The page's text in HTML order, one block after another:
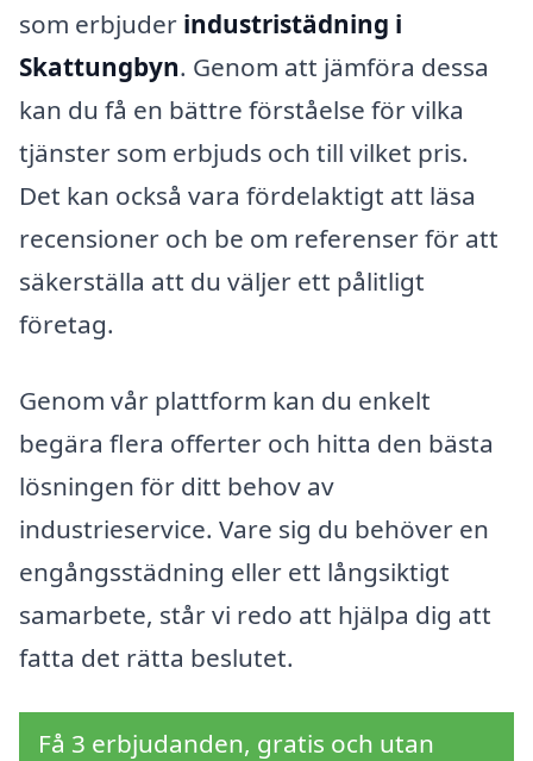
som erbjuder industristädning i
Skattungbyn. Genom att jämföra dessa
kan du få en bättre förståelse för vilka
tjänster som erbjuds och till vilket pris.
Det kan också vara fördelaktigt att läsa
recensioner och be om referenser för att
säkerställa att du väljer ett pålitligt
företag.
Genom vår plattform kan du enkelt
begära flera offerter och hitta den bästa
lösningen för ditt behov av
industrieservice. Vare sig du behöver en
engångsstädning eller ett långsiktigt
samarbete, står vi redo att hjälpa dig att
fatta det rätta beslutet.
Få 3 erbjudanden, gratis och utan